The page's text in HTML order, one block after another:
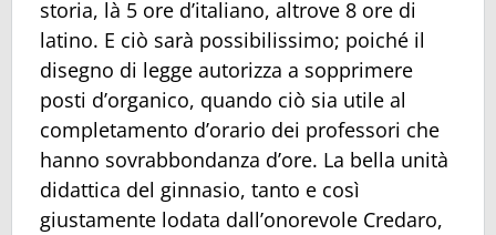
storia, là 5 ore d’italiano, altrove 8 ore di
latino. E ciò sarà possibilissimo; poiché il
disegno di legge autorizza a sopprimere
posti d’organico, quando ciò sia utile al
completamento d’orario dei professori che
hanno sovrabbondanza d’ore. La bella unità
didattica del ginnasio, tanto e così
giustamente lodata dall’onorevole Credaro,